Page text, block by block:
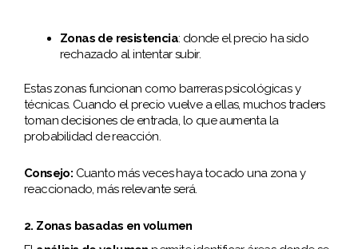
Zonas de resistencia: donde el precio ha sido
rechazado al intentar subir.
Estas zonas funcionan como barreras psicológicas y
técnicas. Cuando el precio vuelve a ellas, muchos traders
toman decisiones de entrada, lo que aumenta la
probabilidad de reacción.
Consejo: Cuanto más veces haya tocado una zona y
reaccionado, más relevante será.
2. Zonas basadas en volumen